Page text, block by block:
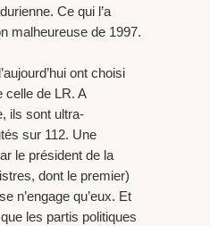
Ce qui l’a
malheureuse de 1997.
ont choisi
celle de LR. A
ils sont ultra-
sur 112. Une
le président de la
dont le premier)
n’engage qu’eux. Et
les partis politiques